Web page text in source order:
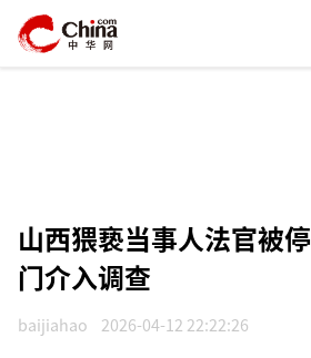
山西猥亵当事人法官被
门介入调查
baijiahao 2026-04-12 22:22:26